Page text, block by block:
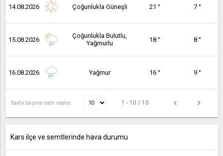
14.08.2026 Çoğunlukla Güneşli 21 ° 7 °
15.08.2026
Çoğunlukla Bulutlu,
Yağmurlu
18 ° 8 °
16.08.2026 Yağmur 16 ° 9 °
Sayfa başına satır sayısı: 1 - 10 / 10
Kars ilçe ve semtlerinde hava durumu